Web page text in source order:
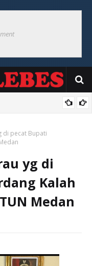
di pecat Bupati
yg di
Kalah
Medan